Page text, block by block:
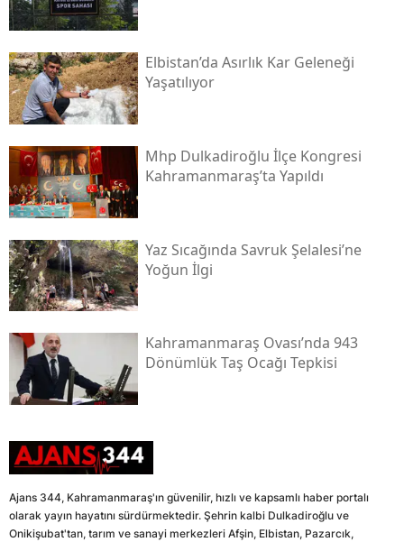
Elbistan’da Asırlık Kar Geleneği
Yaşatılıyor
Mhp Dulkadiroğlu İlçe Kongresi
Kahramanmaraş’ta Yapıldı
Yaz Sıcağında Savruk Şelalesi’ne
Yoğun İlgi
Kahramanmaraş Ovası’nda 943
Dönümlük Taş Ocağı Tepkisi
Ajans 344, Kahramanmaraş'ın güvenilir, hızlı ve kapsamlı haber portalı
olarak yayın hayatını sürdürmektedir. Şehrin kalbi Dulkadiroğlu ve
Onikişubat'tan, tarım ve sanayi merkezleri Afşin, Elbistan, Pazarcık,